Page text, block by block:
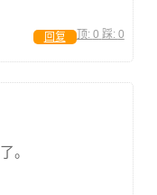
顶: 0 踩: 0
回复
。